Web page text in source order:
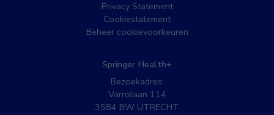
Privacy Statement
Cookiestatement
Beheer cookievoorkeuren
Springer Health+
Bezoekadres:
Varrolaan 114
3584 BW UTRECHT